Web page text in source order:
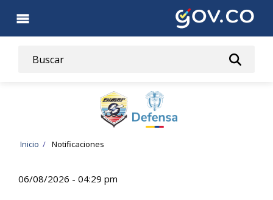
contenido
Ruta
de
Inicio Notificaciones
06/08/2026 - 04:29 pm